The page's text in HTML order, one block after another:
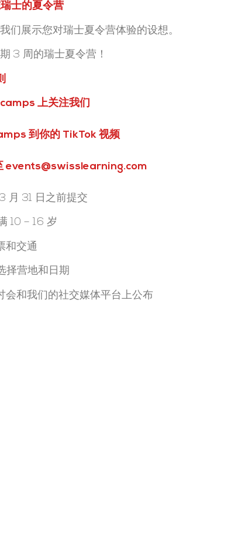
士的夏令营
们展示您对瑞士夏令营体验的设想。
3 周的瑞士夏令营！
上关注我们
到你的 TikTok 视频
events@swisslearning.com
月 31 日之前提交
10 – 16 岁
和交通
择营地和日期
会和我们的社交媒体平台上公布